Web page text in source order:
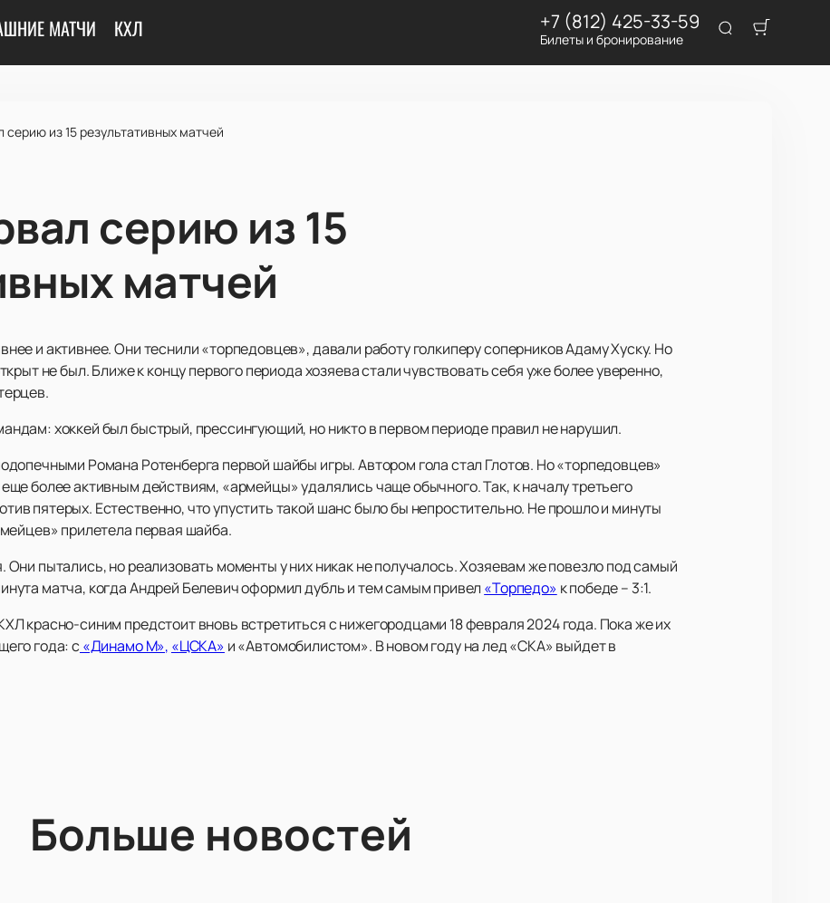
МАТЧИ КХЛ +7 (812) 425-33-59
Билеты и бронирование
из 15 результативных матчей
серию из 15
матчей
и активнее. Они теснили «торпедовцев», давали работу голкиперу соперников Адаму Хуску. Но
не был. Ближе к концу первого периода хозяева стали чувствовать себя уже более уверенно,
хоккей был быстрый, прессингующий, но никто в первом периоде правил не нарушил.
Романа Ротенберга первой шайбы игры. Автором гола стал Глотов. Но «торпедовцев»
более активным действиям, «армейцы» удалялись чаще обычного. Так, к началу третьего
пятерых. Естественно, что упустить такой шанс было бы непростительно. Не прошло и минуты
прилетела первая шайба.
Они пытались, но реализовать моменты у них никак не получалось. Хозяевам же повезло под самый
матча, когда Андрей Белевич оформил дубль и тем самым привел «Торпедо» к победе – 3:1.
красно-синим предстоит вновь встретиться с нижегородцами 18 февраля 2024 года. Пока же их
года: с«Динамо М», «ЦСКА» и «Автомобилистом». В новом году на лед «СКА» выйдет в
Больше новостей